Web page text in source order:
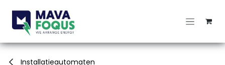
Installatieautomaten